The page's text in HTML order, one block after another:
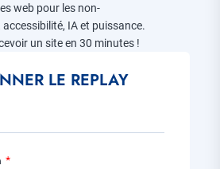
web pour les non-
IA et puissance.
un site en 30 minutes !
LE REPLAY